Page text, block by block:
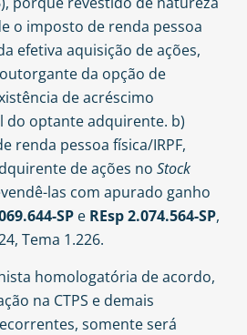
o imposto de renda pessoa
efetiva aquisição de ações,
da opção de
de acréscimo
optante adquirente. b)
renda pessoa física/IRPF,
de ações no Stock
las com apurado ganho
SP e REsp 2.074.564-SP,
Tema 1.226.
homologatória de acordo,
na CTPS e demais
somente será